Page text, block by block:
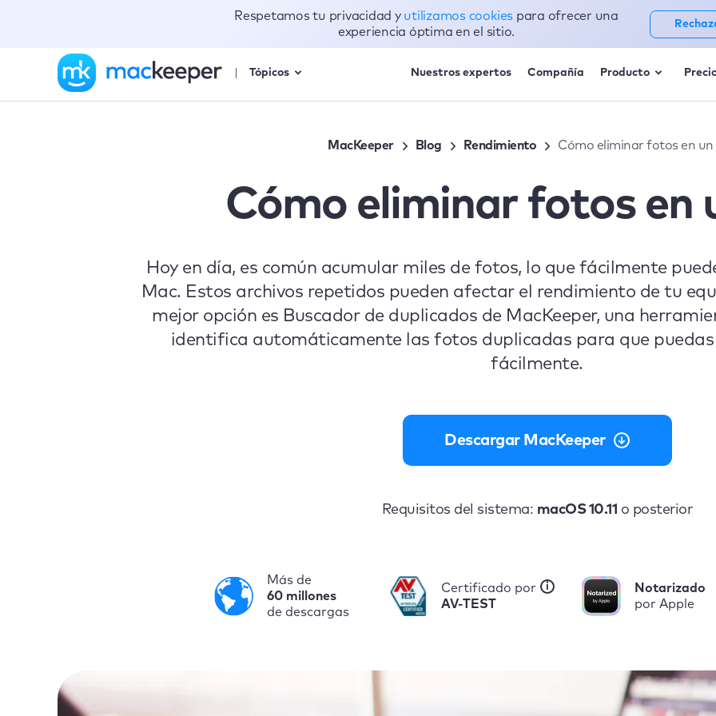
Tópicos Nuestros expertos Compañía Producto
MacKeeper Blog Rendimiento Cómo eliminar fotos en un
Cómo eliminar fotos en
Hoy en día, es común acumular miles de fotos, lo que fácilmente
Mac. Estos archivos repetidos pueden afectar el rendimiento de tu
mejor opción es Buscador de duplicados de MacKeeper, una
identifica automáticamente las fotos duplicadas para que
fácilmente.
Descargar MacKeeper
Requisitos del sistema: macOS 10.11 o posterior
Más de
60 millones
de descargas
i
Certificado por
AV-TEST
Notarizado
por Apple
Respetamos tu privacidad y utilizamos cookies para ofrecer una
experiencia óptima en el sitio.